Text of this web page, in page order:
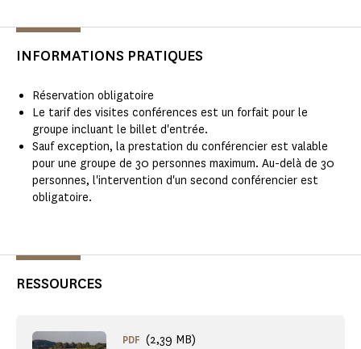
INFORMATIONS PRATIQUES
Réservation obligatoire
Le tarif des visites conférences est un forfait pour le
groupe incluant le billet d'entrée.
Sauf exception, la prestation du conférencier est valable
pour une groupe de 30 personnes maximum. Au-delà de 30
personnes, l'intervention d'un second conférencier est
obligatoire.
RESSOURCES
PDF (2,39 MB)